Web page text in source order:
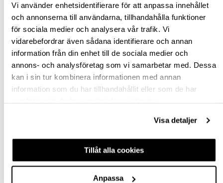
Vi använder enhetsidentifierare för att anpassa innehållet
och annonserna till användarna, tillhandahålla funktioner
för sociala medier och analysera vår trafik. Vi
vidarebefordrar även sådana identifierare och annan
information från din enhet till de sociala medier och
annons- och analysföretag som vi samarbetar med. Dessa
kan i sin tur kombinera informationen med annan
information som du har tillhandahållit eller som de har
Visa detaljer
Tillåt alla cookies
Anpassa
Malmö butik Slut i lager
Stockholm butik Finns i lager
Snabba leveranser
Hämta i butik
Ledande leverantör i Sverige
SPECIFIKATION
FRÅGA OM PRODUKT